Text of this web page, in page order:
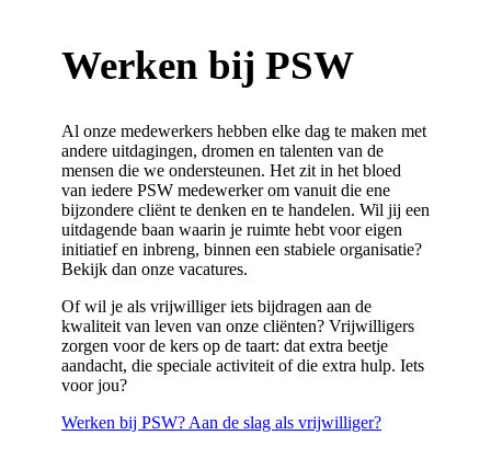
Werken bij PSW
Al onze medewerkers hebben elke dag te maken met
andere uitdagingen, dromen en talenten van de
mensen die we ondersteunen. Het zit in het bloed
van iedere PSW medewerker om vanuit die ene
bijzondere cliënt te denken en te handelen. Wil jij een
uitdagende baan waarin je ruimte hebt voor eigen
initiatief en inbreng, binnen een stabiele organisatie?
Bekijk dan onze vacatures.
Of wil je als vrijwilliger iets bijdragen aan de
kwaliteit van leven van onze cliënten? Vrijwilligers
zorgen voor de kers op de taart: dat extra beetje
aandacht, die speciale activiteit of die extra hulp. Iets
voor jou?
Werken bij PSW? Aan de slag als vrijwilliger?